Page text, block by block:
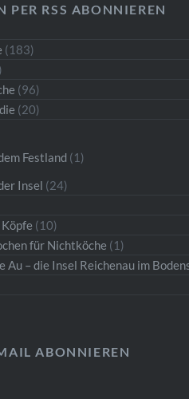
PER RSS ABONNIEREN
(183)
(96)
(20)
Festland (1)
Insel (24)
(10)
für Nichtköche (1)
Au – die Insel Reichenau im
ABONNIEREN